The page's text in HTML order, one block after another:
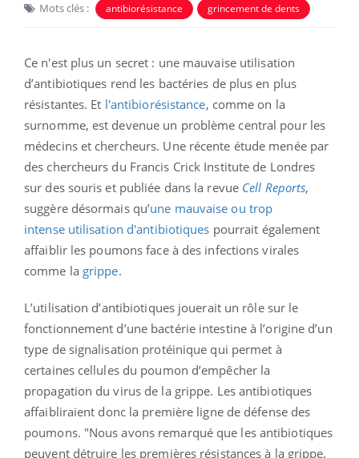
Mots clés : antibiorésistance grincement de dents
Ce n'est plus un secret : une mauvaise utilisation
d’antibiotiques rend les bactéries de plus en plus
résistantes. Et l'antibiorésistance, comme on la
surnomme, est devenue un problème central pour les
médecins et chercheurs. Une récente étude menée par
des chercheurs du Francis Crick Institute de Londres
sur des souris et publiée dans la revue Cell Reports,
suggère désormais qu’une mauvaise ou trop
intense utilisation d'antibiotiques pourrait également
affaiblir les poumons face à des infections virales
comme la grippe.
L’utilisation d’antibiotiques jouerait un rôle sur le
fonctionnement d’une bactérie intestine à l’origine d’un
type de signalisation protéinique qui permet à
certaines cellules du poumon d’empêcher la
propagation du virus de la grippe. Les antibiotiques
affaibliraient donc la première ligne de défense des
poumons. "Nous avons remarqué que les antibiotiques
peuvent détruire les premières résistances à la grippe,